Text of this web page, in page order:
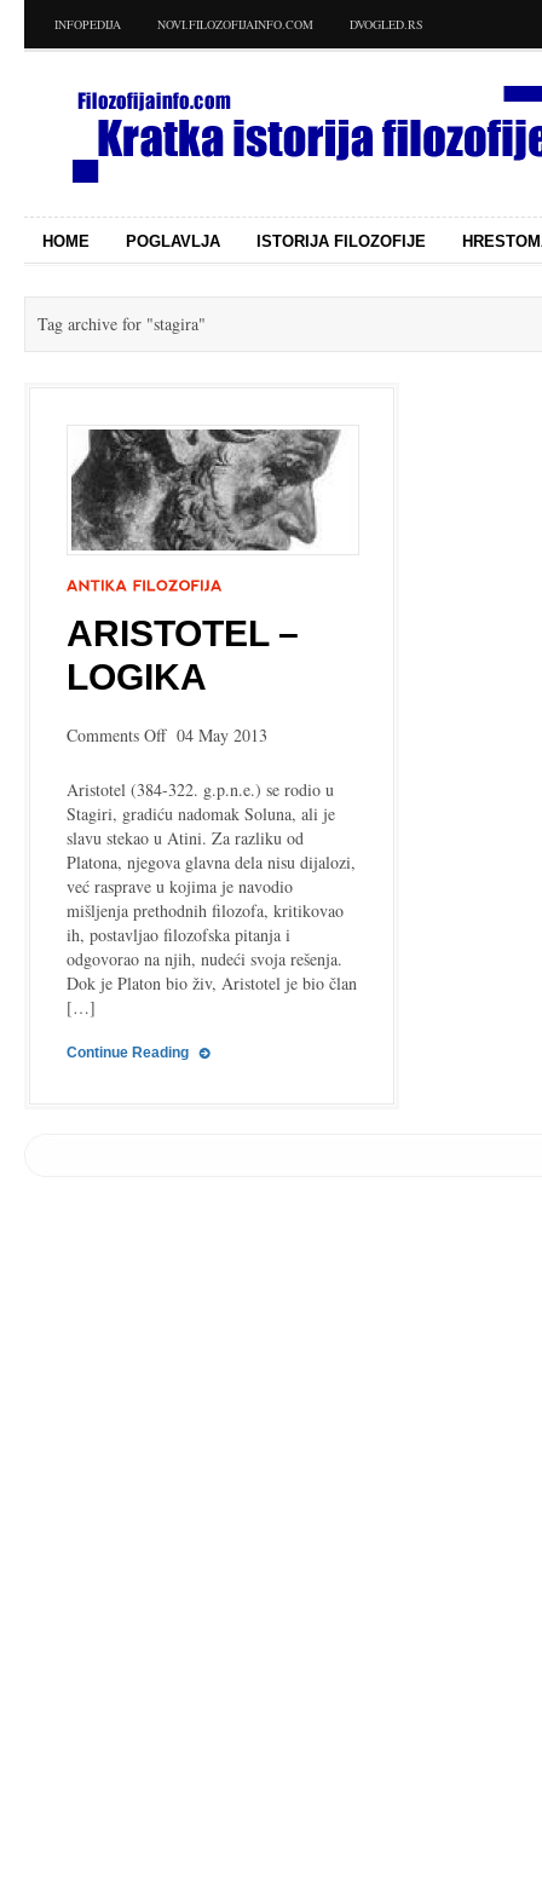
INFOPEDIJA NOVI.FILOZOFIJAINFO.COM DVOGLED.RS
HOME POGLAVLJA ISTORIJA FILOZOFIJE
Tag archive for "stagira"
ARISTOTEL –
LOGIKA
Comments Offon
–
Logika
04 May 2013
Aristotel (384-322. g.p.n.e.) se rodio u
Stagiri, gradiću nadomak Soluna, ali je
slavu stekao u Atini. Za razliku od
Platona, njegova glavna dela nisu dijalozi,
već rasprave u kojima je navodio
mišljenja prethodnih filozofa, kritikovao
ih, postavljao filozofska pitanja i
odgovorao na njih, nudeći svoja rešenja.
Dok je Platon bio živ, Aristotel je bio član
[…]
Continue Reading